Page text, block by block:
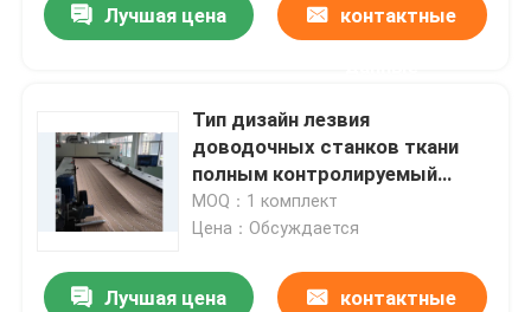
Лучшая цена контактные
Тип дизайн лезвия
доводочных станков ткани
полным контролируемый
инвертором дружественный
MOQ：1 комплект
Цена：Обсуждается
Лучшая цена контактные